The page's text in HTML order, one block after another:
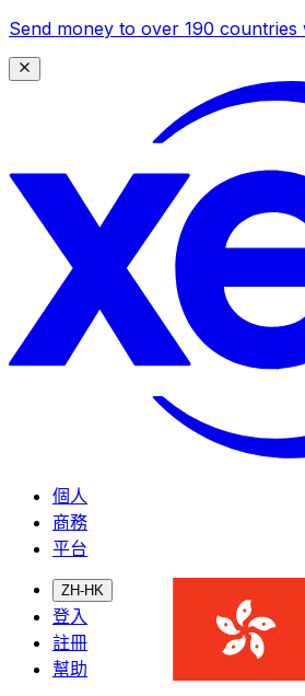
Send money to over 190 countries
個人
商務
平台
ZH-HK
登入
註冊
幫助